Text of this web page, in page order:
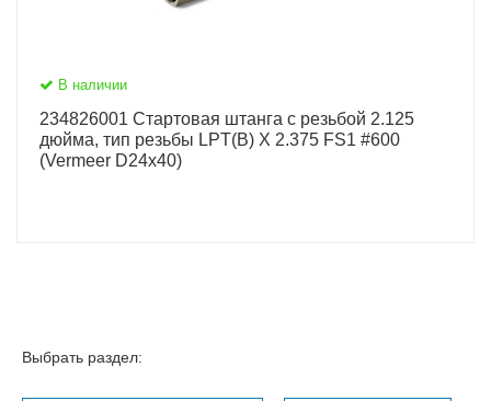
В наличии
234826001 Стартовая штанга с резьбой 2.125
дюйма, тип резьбы LPT(B) X 2.375 FS1 #600
(Vermeer D24x40)
Выбрать раздел: